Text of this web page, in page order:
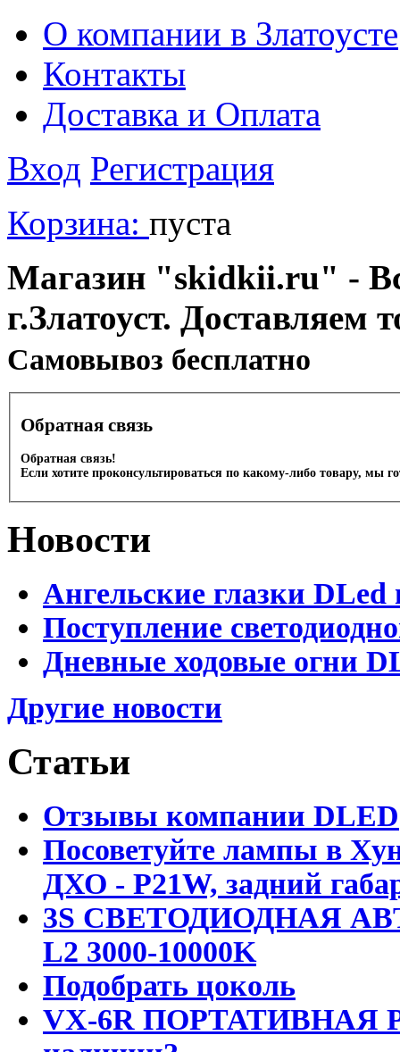
О компании в Златоусте
Контакты
Доставка и Оплата
Вход Регистрация
Корзина: пуста
Магазин "skidkii.ru" -
г.Златоуст.
Cамовывоз бесплатно
Обратная связь
Обратная связь!
Если хотите проконсультироваться по какому-либо товару, мы
Новости
Ангельские глазки DLed
Поступление
Дневные ходовые огни
Другие новости
Статьи
Отзывы компании DLED
Посоветуйте лампы в
ДХО - P21W, задний
3S СВЕТОДИОДНАЯ
L2 3000-10000K
Подобрать цоколь
VX-6R ПОРТАТИВНАЯ